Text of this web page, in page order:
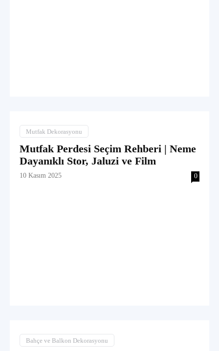
Mutfak Dekorasyonu
Mutfak Perdesi Seçim Rehberi | Neme
Dayanıklı Stor, Jaluzi ve Film
10 Kasım 2025 0
Bahçe ve Balkon Dekorasyonu